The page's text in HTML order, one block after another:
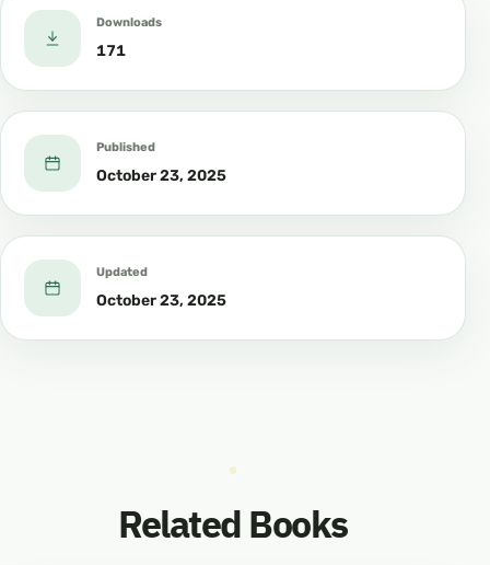
Downloads
171
Published
October 23, 2025
Updated
October 23, 2025
Related Books